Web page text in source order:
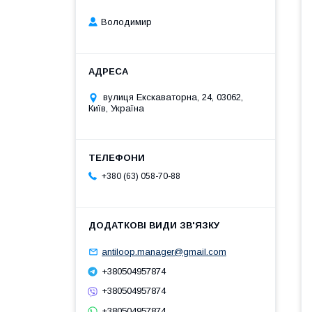
Володимир
вулиця Екскаваторна, 24, 03062,
Київ, Україна
+380 (63) 058-70-88
antiloop.manager@gmail.com
+380504957874
+380504957874